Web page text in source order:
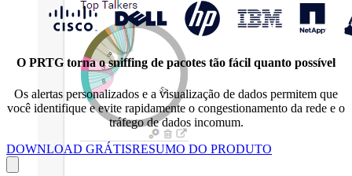
O PRTG torna o sniffing de pacotes tão fácil quanto possível
Os alertas personalizados e a visualização de dados permitem que
você identifique e evite rapidamente o congestionamento da rede e o
tráfego de dados incomum.
DOWNLOAD GRÁTISRESUMO DO PRODUTO